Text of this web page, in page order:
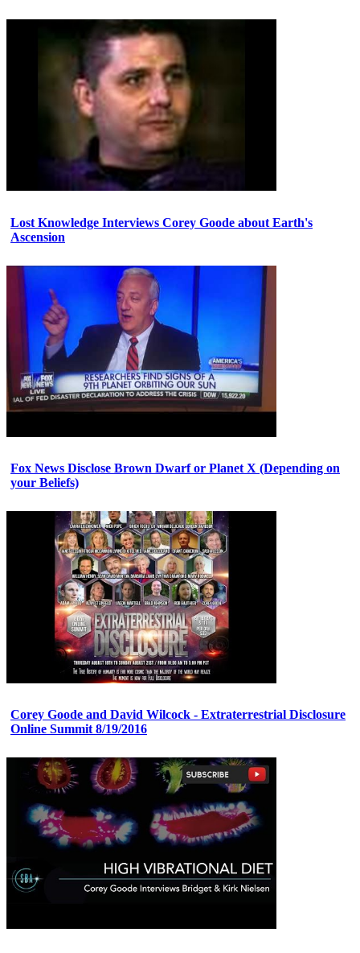
Lost Knowledge Interviews Corey Goode about Earth's
Ascension
Fox News Disclose Brown Dwarf or Planet X (Depending on
your Beliefs)
Corey Goode and David Wilcock - Extraterrestrial Disclosure
Online Summit 8/19/2016